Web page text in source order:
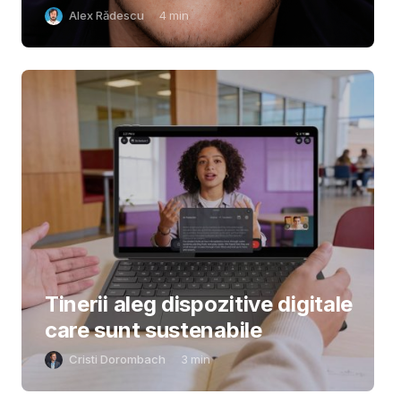
Alex Rădescu 4 min
Tinerii aleg dispozitive digitale
care sunt sustenabile
Cristi Dorombach 3 min